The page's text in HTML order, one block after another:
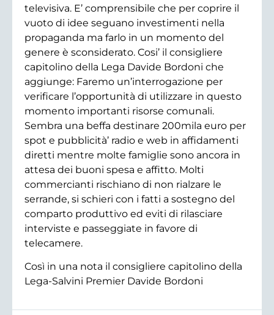
televisiva. E’ comprensibile che per coprire il
vuoto di idee seguano investimenti nella
propaganda ma farlo in un momento del
genere è sconsiderato. Cosi’ il consigliere
capitolino della Lega Davide Bordoni che
aggiunge: Faremo un’interrogazione per
verificare l’opportunità di utilizzare in questo
momento importanti risorse comunali.
Sembra una beffa destinare 200mila euro per
spot e pubblicità’ radio e web in affidamenti
diretti mentre molte famiglie sono ancora in
attesa dei buoni spesa e affitto. Molti
commercianti rischiano di non rialzare le
serrande, si schieri con i fatti a sostegno del
comparto produttivo ed eviti di rilasciare
interviste e passeggiate in favore di
telecamere.
Così in una nota il consigliere capitolino della
Lega-Salvini Premier Davide Bordoni